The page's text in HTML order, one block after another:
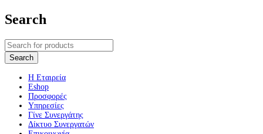
Search
Η Εταιρεία
Eshop
Προσφορές
Υπηρεσίες
Γίνε Συνεργάτης
Δίκτυο Συνεργατών